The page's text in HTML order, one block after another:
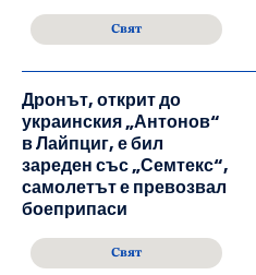
Свят
Дронът, открит до
украинския „Антонов“
в Лайпциг, е бил
зареден със „Семтекс“,
самолетът е превозвал
боеприпаси
Свят